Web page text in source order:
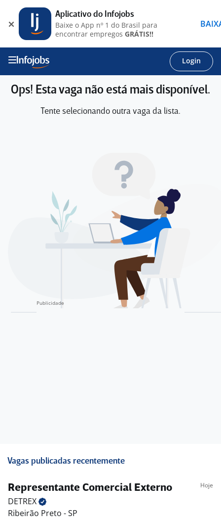
Login
Ops! Esta vaga não está mais disponível.
Tente selecionando outra vaga da lista.
Vagas publicadas recentemente
Representante Comercial Externo Hoje
DETREX
Ribeirão Preto - SP
Aplicativo do Infojobs
Baixe o App nº 1 do Brasil para
encontrar empregos GRÁTIS!!